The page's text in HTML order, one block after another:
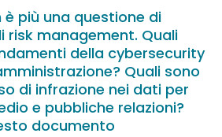
è più una questione di
risk management. Quali
della cybersecurity
Quali sono
di infrazione nei dati per
e pubbliche relazioni?
documento